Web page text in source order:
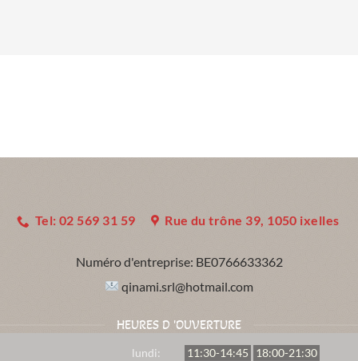
Tel: 02 569 31 59 Rue du trône 39, 1050 ixelles
Numéro d'entreprise: BE0766633362
qinami.srl@hotmail.com
HEURES D 'OUVERTURE
lundi: 11:30-14:45
18:00-21:30